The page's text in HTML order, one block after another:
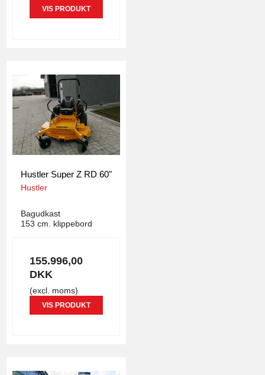
VIS PRODUKT
Hustler Super Z RD 60"
Hustler
Bagudkast
153 cm. klippebord
155.996,00
DKK
(excl. moms)
VIS PRODUKT